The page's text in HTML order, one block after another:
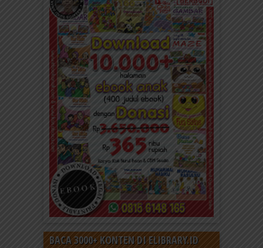
BACA 3000+ KONTEN DI ELIBRARY.ID